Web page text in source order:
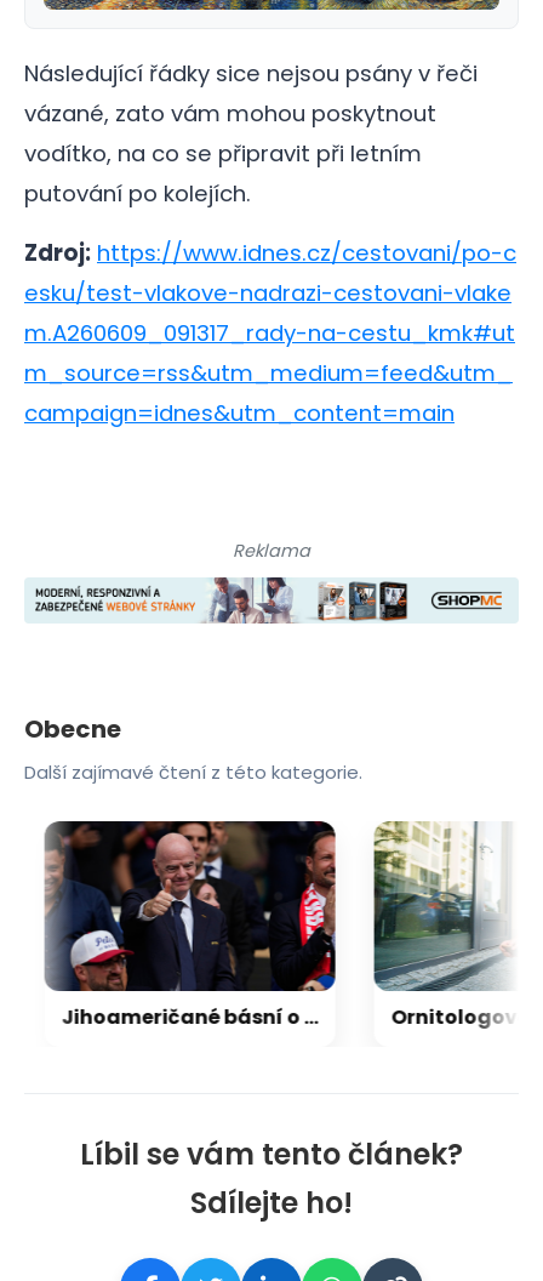
Následující řádky sice nejsou psány v řeči
vázané, zato vám mohou poskytnout
vodítko, na co se připravit při letním
putování po kolejích.
Zdroj: https://www.idnes.cz/cestovani/po-c
esku/test-vlakove-nadrazi-cestovani-vlake
m.A260609_091317_rady-na-cestu_kmk#ut
m_source=rss&utm_medium=feed&utm_
campaign=idnes&utm_content=main
Líbil se vám tento článek?
Sdílejte ho!
Reklama
Obecne
Další zajímavé čtení z této kategorie.
Jihoameričané básní o Infantinovi: Jeho skvělou práci nelze ignorovat!